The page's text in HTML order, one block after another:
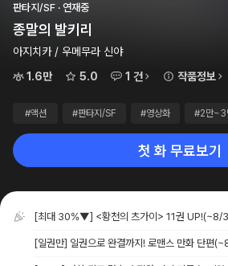
판타지/SF · 연재중
종말의 발키리
아지치카 / 우메무라 신야
1.6만
5.0 1 건 작품정보
#액션 #판타지/SF #영상화 #2만~3
첫 화 무료보기
[최대 30%▼] <황천의 츠가이> 11권 UP!(~8/
[일권만] 일권으로 완결까지! 로맨스 만화 단편